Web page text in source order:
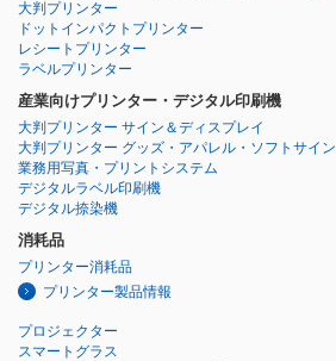
大判プリンター
ドットインパクトプリンター
レシートプリンター
ラベルプリンター
産業向けプリンター・デジタル印刷機
大判プリンター サイン＆ディスプレイ
大判プリンター グッズ・アパレル・ソフトサイン
業務用写真・プリントシステム
デジタルラベル印刷機
デジタル捺染機
消耗品
プリンター消耗品
プリンター製品情報
プロジェクター
スマートグラス